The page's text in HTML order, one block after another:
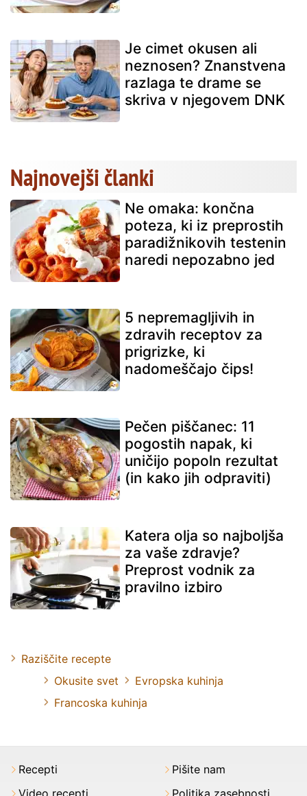
Je cimet okusen ali
neznosen? Znanstvena
razlaga te drame se
skriva v njegovem DNK
Najnovejši članki
Ne omaka: končna
poteza, ki iz preprostih
paradižnikovih testenin
naredi nepozabno jed
5 nepremagljivih in
zdravih receptov za
prigrizke, ki
nadomeščajo čips!
Pečen piščanec: 11
pogostih napak, ki
uničijo popoln rezultat
(in kako jih odpraviti)
Katera olja so najboljša
za vaše zdravje?
Preprost vodnik za
pravilno izbiro
Raziščite recepte
Okusite svet
Evropska kuhinja
Francoska kuhinja
Recepti
Video recepti
Pišite nam
Politika zasebnosti